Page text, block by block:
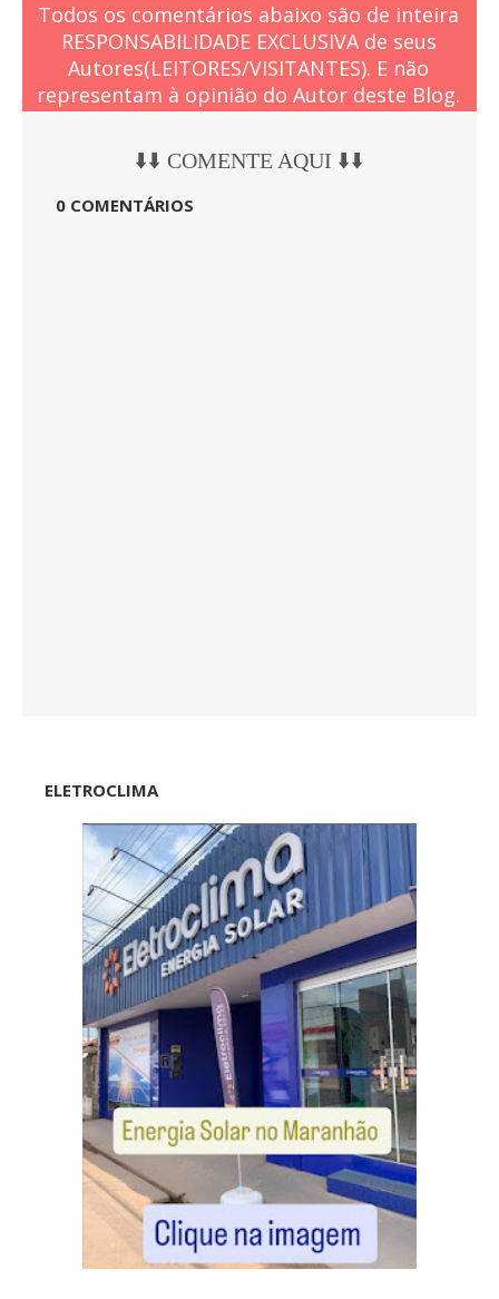
Todos os comentários abaixo são de inteira
RESPONSABILIDADE EXCLUSIVA de seus
Autores(LEITORES/VISITANTES). E não
representam à opinião do Autor deste Blog.
⬇️⬇️ COMENTE AQUI ⬇️⬇️
0 COMENTÁRIOS
ELETROCLIMA